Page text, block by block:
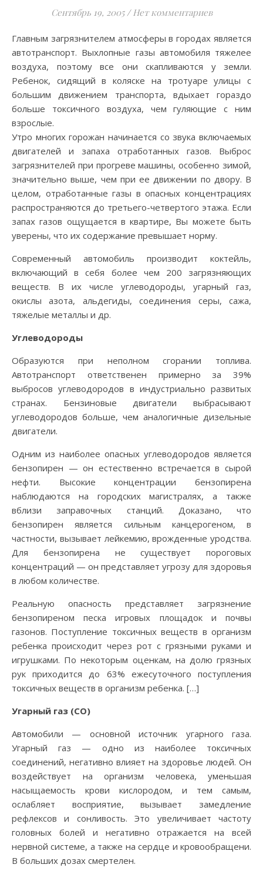
Сентябрь 19, 2005 / Нет комментариев
Главным загрязнителем атмосферы в городах является
автотранспорт. Выхлопные газы автомобиля тяжелее
воздуха, поэтому все они скапливаются у земли.
Ребенок, сидящий в коляске на тротуаре улицы с
большим движением транспорта, вдыхает гораздо
больше токсичного воздуха, чем гуляющие с ним
взрослые.
Утро многих горожан начинается со звука включаемых
двигателей и запаха отработанных газов. Выброс
загрязнителей при прогреве машины, особенно зимой,
значительно выше, чем при ее движении по двору. В
целом, отработанные газы в опасных концентрациях
распространяются до третьего-четвертого этажа. Если
запах газов ощущается в квартире, Вы можете быть
уверены, что их содержание превышает норму.
Современный автомобиль производит коктейль,
включающий в себя более чем 200 загрязняющих
веществ. В их числе углеводороды, угарный газ,
окислы азота, альдегиды, соединения серы, сажа,
тяжелые металлы и др.
Углеводороды
Образуются при неполном сгорании топлива.
Автотранспорт ответственен примерно за 39%
выбросов углеводородов в индустриально развитых
странах. Бензиновые двигатели выбрасывают
углеводородов больше, чем аналогичные дизельные
двигатели.
Одним из наиболее опасных углеводородов является
бензопирен — он естественно встречается в сырой
нефти. Высокие концентрации бензопирена
наблюдаются на городских магистралях, а также
вблизи заправочных станций. Доказано, что
бензопирен является сильным канцерогеном, в
частности, вызывает лейкемию, врожденные уродства.
Для бензопирена не существует пороговых
концентраций — он представляет угрозу для здоровья
в любом количестве.
Реальную опасность представляет загрязнение
бензопиреном песка игровых площадок и почвы
газонов. Поступление токсичных веществ в организм
ребенка происходит через рот с грязными руками и
игрушками. По некоторым оценкам, на долю грязных
рук приходится до 63% ежесуточного поступления
токсичных веществ в организм ребенка. […]
Угарный газ (СО)
Автомобили — основной источник угарного газа.
Угарный газ — одно из наиболее токсичных
соединений, негативно влияет на здоровье людей. Он
воздействует на организм человека, уменьшая
насыщаемость крови кислородом, и тем самым,
ослабляет восприятие, вызывает замедление
рефлексов и сонливость. Это увеличивает частоту
головных болей и негативно отражается на всей
нервной системе, а также на сердце и кровообращени.
В больших дозах смертелен.